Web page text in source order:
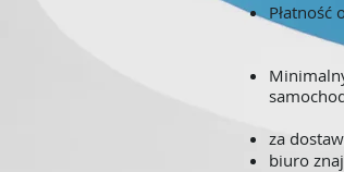
za
biuro